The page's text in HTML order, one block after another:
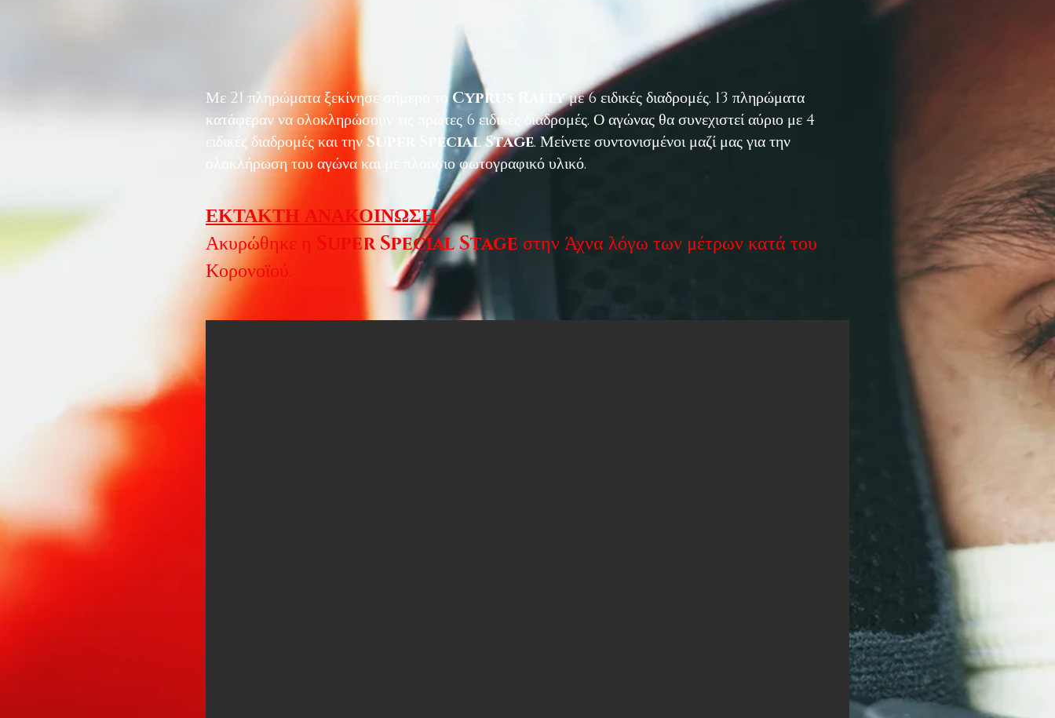
Με 21 πληρώματα ξεκίνησε σήμερα τοCyprus Rallyμε 6 ειδικές διαδρομές. 13 πληρώματα
κατάφεραν να ολοκληρώσουν τις πρώτες 6 ειδικές διαδρομές. Ο αγώνας θα συνεχιστεί αύριο με 4
ειδικές διαδρομές και την Super Special Stage. Μείνετε συντονισμένοι μαζί μας για την
ολοκλήρωση του αγώνα και με πλούσιο φωτογραφικό υλικό.
ΕΚΤΑΚΤΗ ΑΝΑΚΟΙΝΩΣΗ
Ακυρώθηκε η Super Special Stage στην Άχνα λόγω των μέτρων κατά του
Κορονοϊού.